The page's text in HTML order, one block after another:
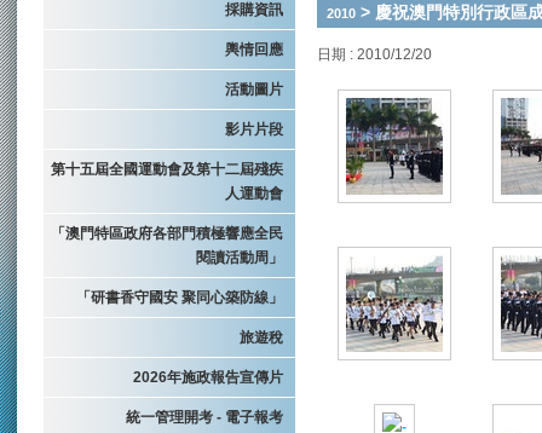
採購資訊
輿情回應
活動圖片
影片片段
第十五屆全國運動會及第十二屆殘疾
人運動會
「澳門特區政府各部門積極響應全民
閱讀活動周」
「研書香守國安 聚同心築防線」
旅遊稅
2026年施政報告宣傳片
統一管理開考 - 電子報考
2010 > 慶祝澳門特別行政區
日期 : 2010/12/20